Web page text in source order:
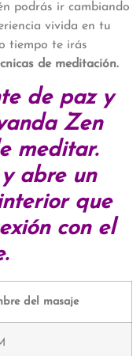
podrás ir cambiando
vivida en tu
tiempo te irás
de meditación.
de paz y
Zen
meditar.
abre un
que
con el
del masaje